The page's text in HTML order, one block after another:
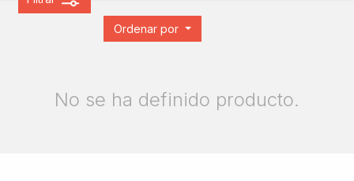
Ordenar por
No se ha definido producto.